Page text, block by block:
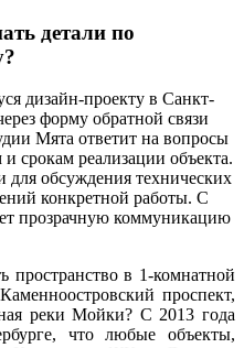
детали по
дизайн-проекту в Санкт-
форму обратной связи
Мята ответит на вопросы
срокам реализации объекта.
для обсуждения технических
конкретной работы. С
прозрачную коммуникацию
пространство в 1-комнатной
проспект,
реки Мойки? С 2013 года
что любые объекты,